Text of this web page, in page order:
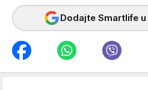
Dodajte Smartlife